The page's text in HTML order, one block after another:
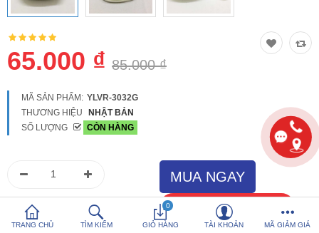
TRANG CHỦ TÌM KIẾM
0
GIỎ HÀNG TÀI KHOẢN MÃ GIẢM GIÁ
65.000 ₫ 85.000 ₫
MÃ SẢN PHẨM: YLVR-3032G
THƯƠNG HIỆU
NHẬT BẢN
SỐ LƯỢNG
CÒN HÀNG